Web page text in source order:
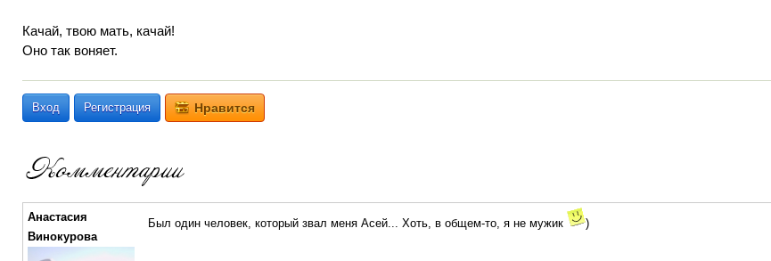
Качай, твою мать, качай!
Оно так воняет.
Вход Регистрация Нравится
Анастасия
Винокурова
Был один человек, который звал меня Асей... Хоть, в общем-то, я не мужик )